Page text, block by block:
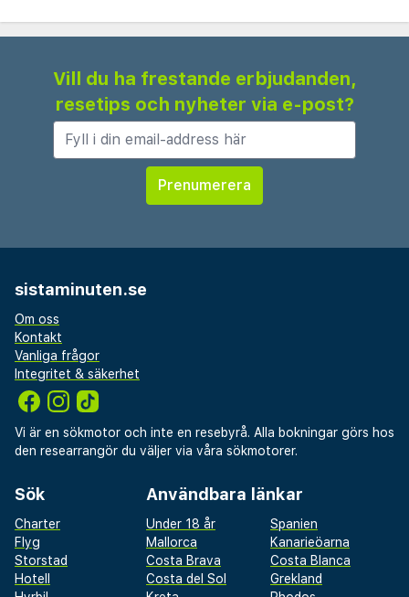
Vill du ha frestande erbjudanden,
resetips och nyheter via e-post?
sistaminuten.se
Om oss
Kontakt
Vanliga frågor
Integritet & säkerhet
Vi är en sökmotor och inte en resebyrå. Alla bokningar görs hos
den researrangör du väljer via våra sökmotorer.
Sök
Charter
Flyg
Storstad
Hotell
Användbara länkar
Under 18 år
Spanien
Mallorca
Kanarieöarna
Costa Brava
Costa Blanca
Costa del Sol
Grekland